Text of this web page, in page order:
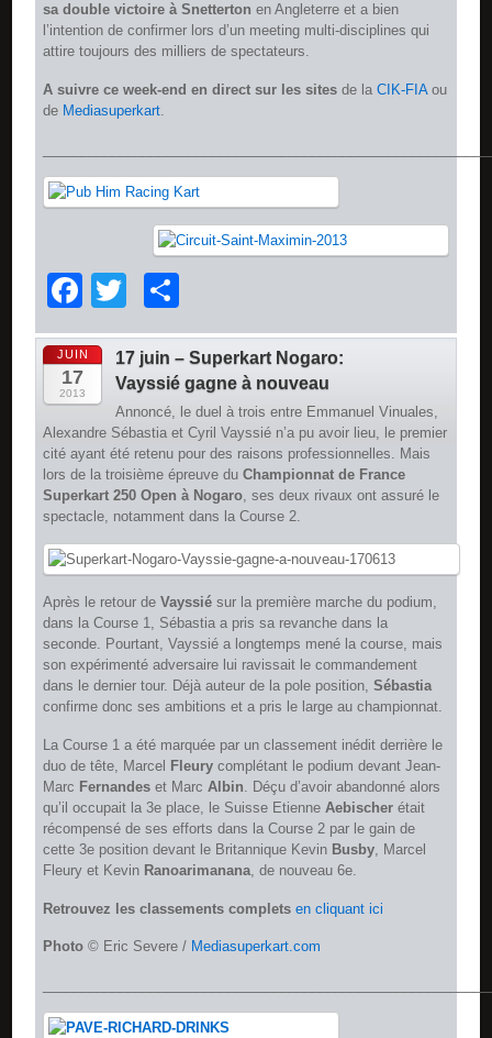
sa double victoire à Snetterton en Angleterre et a bien
l’intention de confirmer lors d’un meeting multi-disciplines qui
attire toujours des milliers de spectateurs.
A suivre ce week-end en direct sur les sites de laCIK-FIA ou
de Mediasuperkart
Facebook
Twitter
JUIN
17
2013
17 juin – Superkart Nogaro:
Vayssié gagne à nouveau
Annoncé, le duel à trois entre Emmanuel Vinuales,
Alexandre Sébastia et Cyril Vayssié n’a pu avoir lieu, le premier
cité ayant été retenu pour des raisons professionnelles. Mais
lors de la troisième épreuve duChampionnat de France
Superkart 250 Open à Nogaro , ses deux rivaux ont assuré le
spectacle, notamment dans la Course 2.
Après le retour deVayssié sur la première marche du podium,
dans la Course 1, Sébastia a pris sa revanche dans la
seconde. Pourtant, Vayssié a longtemps mené la course, mais
son expérimenté adversaire lui ravissait le commandement
dans le dernier tour. Déjà auteur de la pole position,Sébastia
confirme donc ses ambitions et a pris le large au championnat.
La Course 1 a été marquée par un classement inédit derrière le
duo de tête, Marcel Fleury complétant le podium devant Jean-
Marc Fernandes et MarcAlbin. Déçu d’avoir abandonné alors
qu’il occupait la 3e place, le Suisse EtienneAebischer était
récompensé de ses efforts dans la Course 2 par le gain de
cette 3e position devant le Britannique Kevin Busby, Marcel
Fleury et Kevin Ranoarimanana, de nouveau 6e.
Retrouvez les classements complets en cliquant ici
Photo © Eric Severe / Mediasuperkart.com